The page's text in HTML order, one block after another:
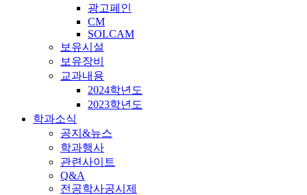
광고페인
CM
SOLCAM
보유시설
보유장비
교과내용
2024학년도
2023학년도
학과소식
공지&뉴스
학과행사
관련사이트
Q&A
전공학사공시제